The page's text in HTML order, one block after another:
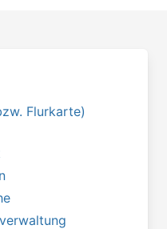
Flurkarte)